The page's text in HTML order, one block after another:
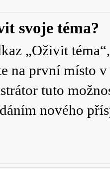
svoje téma?
„Oživit
na první místo
tuto
nového